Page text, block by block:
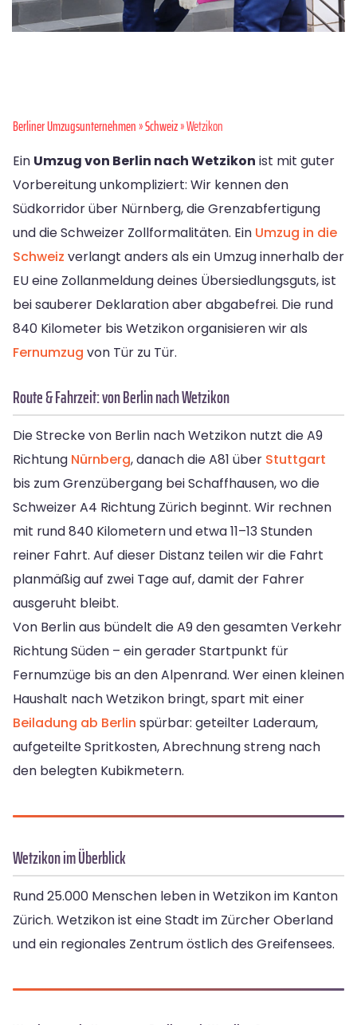
Berliner Umzugsunternehmen»Schweiz» Wetzikon
Ein Umzug von Berlin nach Wetzikon ist mit guter
Vorbereitung unkompliziert: Wir kennen den
Südkorridor über Nürnberg, die Grenzabfertigung
und die Schweizer Zollformalitäten. Ein Umzug in die
Schweiz verlangt anders als ein Umzug innerhalb der
EU eine Zollanmeldung deines Übersiedlungsguts, ist
bei sauberer Deklaration aber abgabefrei. Die rund
840 Kilometer bis Wetzikon organisieren wir als
Fernumzug von Tür zu Tür.
Route & Fahrzeit: von Berlin nach Wetzikon
Die Strecke von Berlin nach Wetzikon nutzt die A9
Richtung Nürnberg, danach die A81 über Stuttgart
bis zum Grenzübergang bei Schaffhausen, wo die
Schweizer A4 Richtung Zürich beginnt. Wir rechnen
mit rund 840 Kilometern und etwa 11–13 Stunden
reiner Fahrt. Auf dieser Distanz teilen wir die Fahrt
planmäßig auf zwei Tage auf, damit der Fahrer
ausgeruht bleibt.
Von Berlin aus bündelt die A9 den gesamten Verkehr
Richtung Süden – ein gerader Startpunkt für
Fernumzüge bis an den Alpenrand. Wer einen kleinen
Haushalt nach Wetzikon bringt, spart mit einer
Beiladung ab Berlin spürbar: geteilter Laderaum,
aufgeteilte Spritkosten, Abrechnung streng nach
den belegten Kubikmetern.
Wetzikon im Überblick
Rund 25.000 Menschen leben in Wetzikon im Kanton
Zürich. Wetzikon ist eine Stadt im Zürcher Oberland
und ein regionales Zentrum östlich des Greifensees.